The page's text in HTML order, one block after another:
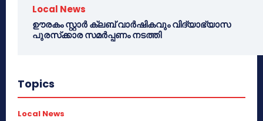
Local News
ഊരകം സ്റ്റാർ ക്ലബ് വാർഷികവും വിദ്യാഭ്യാസ
പുരസ്‌ക്കാര സമർപ്പണം നടത്തി
Topics
Local News